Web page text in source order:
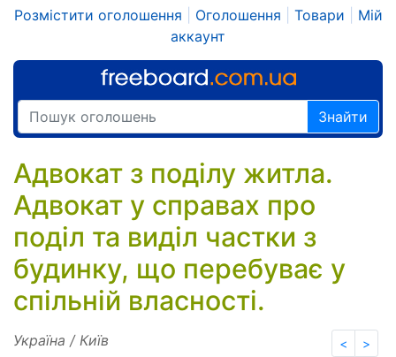
Розмістити оголошення Оголошення Товари
Мій
аккаунт
Знайти
Адвокат з поділу житла.
Адвокат у справах про
поділ та виділ частки з
будинку, що перебуває у
спільній власності.
< >
Україна / Київ